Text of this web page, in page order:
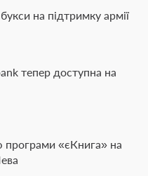
на підтримку армії
тепер доступна на
«єКнига» на